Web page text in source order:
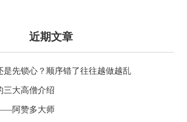
近期文章